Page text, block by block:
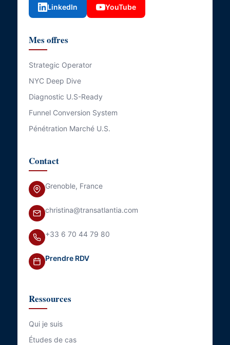
LinkedIn YouTube
Mes offres
Strategic Operator
NYC Deep Dive
Diagnostic U.S-Ready
Funnel Conversion System
Pénétration Marché U.S.
Contact
Grenoble, France
christina@transatlantia.com
+33 6 70 44 79 80
Prendre RDV
Ressources
Qui je suis
Études de cas